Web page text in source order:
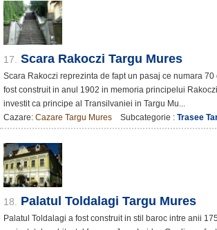
17. Scara Rakoczi Targu Mures
Scara Rakoczi reprezinta de fapt un pasaj ce numara 70
fost construit in anul 1902 in memoria principelui
investit ca principe al Transilvaniei in Targu Mu...
Cazare: Cazare Targu Mures Subcategorie : Trasee
18. Palatul Toldalagi Targu Mures
Palatul Toldalagi a fost construit in stil baroc intre anii